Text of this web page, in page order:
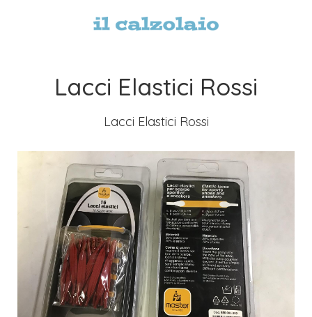
Lacci Elastici Rossi
Lacci Elastici Rossi